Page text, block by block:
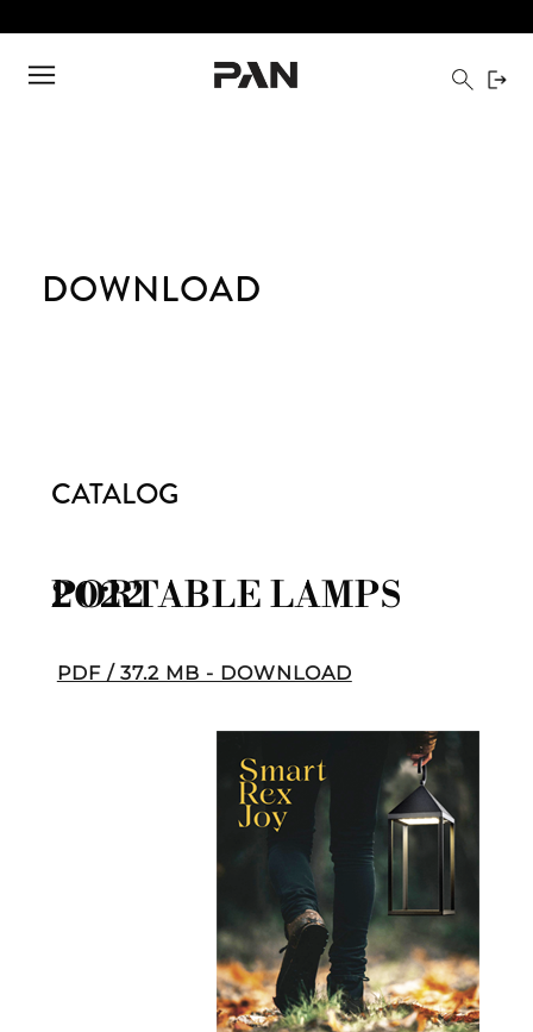
DOWNLOAD
CATALOG
PORTABLE LAMPS 2022
PDF / 37.2 MB - DOWNLOAD